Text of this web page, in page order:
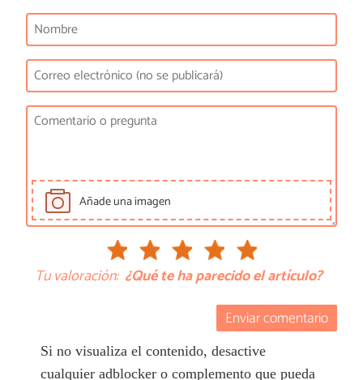
Añade una imagen
Tu valoración: ¿Qué te ha parecido el artículo?
Enviar comentario
Si no visualiza el contenido, desactive
cualquier adblocker o complemento que pueda